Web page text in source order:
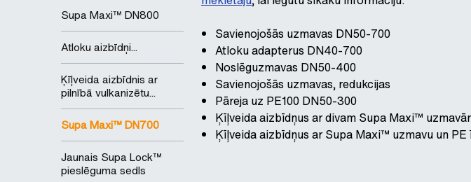
Supa Maxi™ DN800
Atloku aizbīdņi...
Ķīļveida aizbīdnis ar
pilnībā vulkanizētu...
Supa Maxi™ DN700
Jaunais Supa Lock™
pieslēguma sedls
Savienojošās uzmavas DN50-700
Atloku adapterus DN40-700
Noslēguzmavas DN50-400
Savienojošās uzmavas, redukcijas
Pāreja uz PE100 DN50-300
Ķīļveida aizbīdņus ar divam Supa Maxi™
Ķīļveida aizbīdņus ar Supa Maxi™ uzmavu un